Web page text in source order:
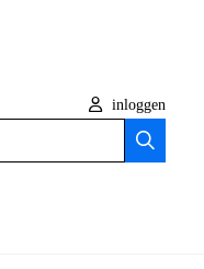
inloggen